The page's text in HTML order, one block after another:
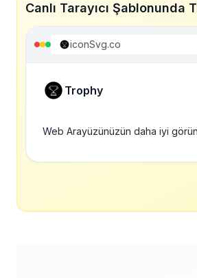
Canlı Tarayıcı Şablonunda
iconSvg.co
Trophy
Web Arayüzünüzün daha iyi